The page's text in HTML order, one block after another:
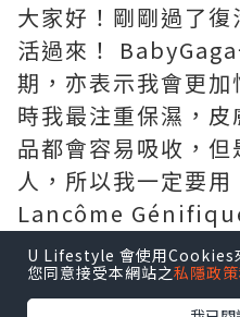
大家好！剛剛過了
活過來！
期，亦表示我會更
時我最注重保濕，
品都會容易吸收，
人，所以我一定要用
Lancôme
U Lifestyle 會使用Cookies
您同意接受本網站之私隱政